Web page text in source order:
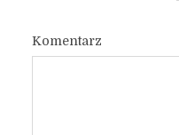
Komentarz